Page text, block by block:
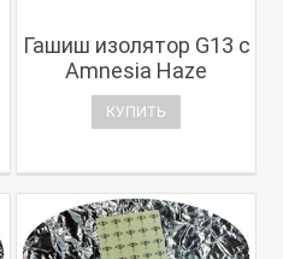
Гашиш изолятор G13 с
Amnesia Haze
КУПИТЬ